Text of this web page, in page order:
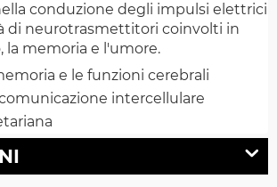
conduzione degli impulsi elettrici
di neurotrasmettitori coinvolti in
memoria e l'umore.
e le funzioni cerebrali
intercellulare